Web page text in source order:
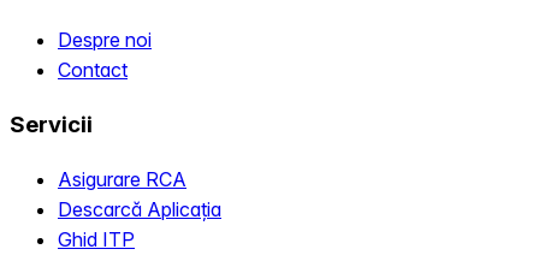
Despre noi
Contact
Servicii
Asigurare RCA
Descarcă Aplicația
Ghid ITP